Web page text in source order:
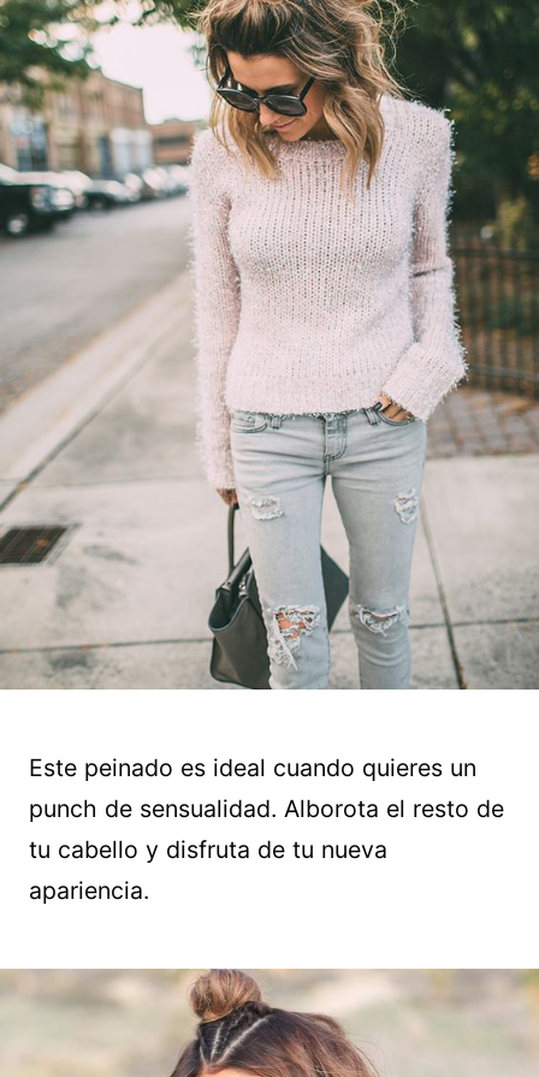
Este peinado es ideal cuando quieres un
punch de sensualidad. Alborota el resto de
tu cabello y disfruta de tu nueva
apariencia.